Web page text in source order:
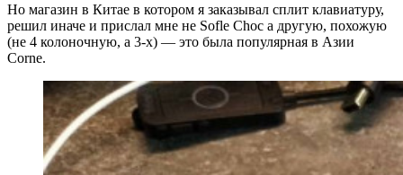
Но магазин в Китае в котором я заказывал сплит клавиатуру,
решил иначе и прислал мне не Sofle Choc а другую, похожую
(не 4 колоночную, а 3-х) — это была популярная в Азии
Corne.